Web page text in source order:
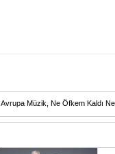
Avrupa Müzik Ne Öfkem Kaldı